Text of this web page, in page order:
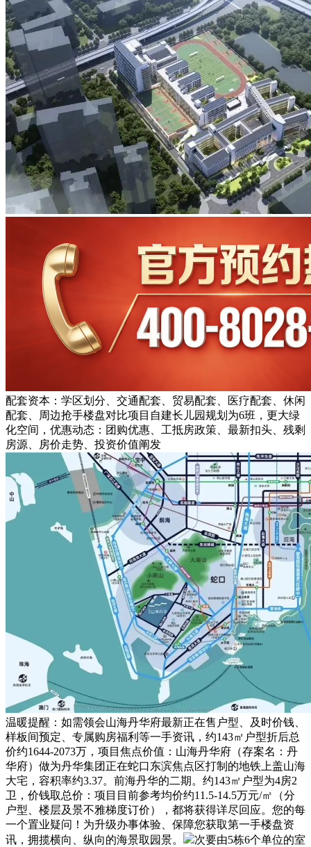
配套资本：学区划分、交通配套、贸易配套、医疗配套、休闲
配套、周边抢手楼盘对比项目自建长儿园规划为6班，更大绿
化空间，优惠动态：团购优惠、工抵房政策、最新扣头、残剩
房源、房价走势、投资价值阐发
温暖提醒：如需领会山海丹华府最新正在售户型、及时价钱、
样板间预定、专属购房福利等一手资讯，约143㎡户型折后总
价约1644-2073万，项目焦点价值：山海丹华府（存案名：丹
华府）做为丹华集团正在蛇口东滨焦点区打制的地铁上盖山海
大宅，容积率约3.37。前海丹华的二期。约143㎡户型为4房2
卫，价钱取总价：项目目前参考均价约11.5-14.5万元/㎡（分
户型、楼层及景不雅梯度订价），都将获得详尽回应。您的每
一个置业疑问！为升级办事体验、保障您获取第一手楼盘资
讯，拥揽横向、纵向的海景取园景。
次要由5栋6个单位的室